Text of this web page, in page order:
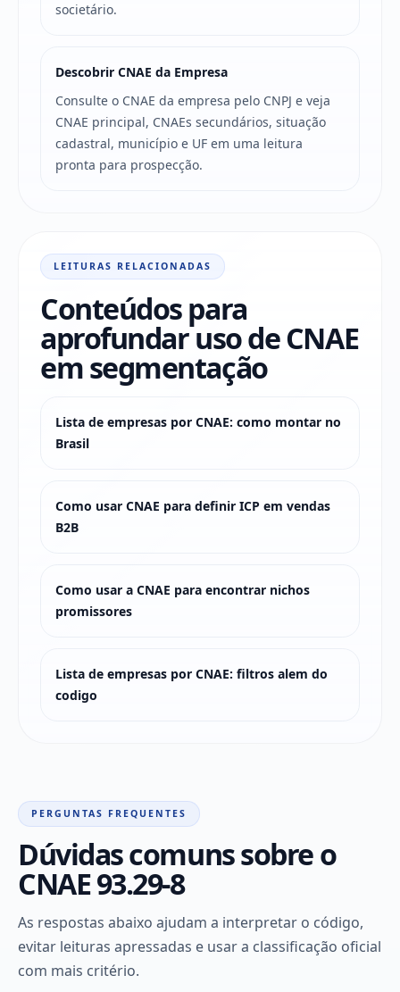
societário.
Descobrir CNAE da Empresa
Consulte o CNAE da empresa pelo CNPJ e veja
CNAE principal, CNAEs secundários, situação
cadastral, município e UF em uma leitura
pronta para prospecção.
LEITURAS RELACIONADAS
Conteúdos para
aprofundar uso de CNAE
em segmentação
Lista de empresas por CNAE: como montar no
Brasil
Como usar CNAE para definir ICP em vendas
B2B
Como usar a CNAE para encontrar nichos
promissores
Lista de empresas por CNAE: filtros alem do
codigo
PERGUNTAS FREQUENTES
Dúvidas comuns sobre o
CNAE 93.29-8
As respostas abaixo ajudam a interpretar o código,
evitar leituras apressadas e usar a classificação oficial
com mais critério.